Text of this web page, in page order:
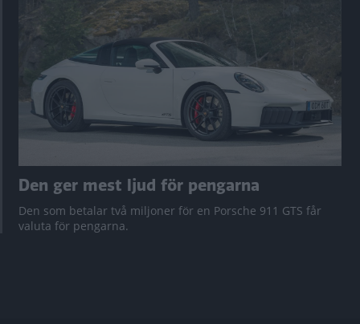
Den ger mest ljud för pengarna
Den som betalar två miljoner för en Porsche 911 GTS får
valuta för pengarna.